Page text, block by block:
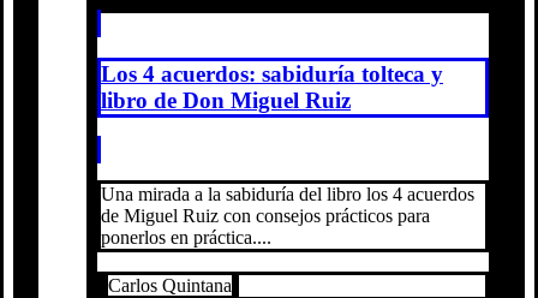
Los 4 acuerdos: sabiduría tolteca y
libro de Don Miguel Ruiz
Una mirada a la sabiduría del libro los 4 acuerdos
de Miguel Ruiz con consejos prácticos para
ponerlos en práctica....
Carlos Quintana